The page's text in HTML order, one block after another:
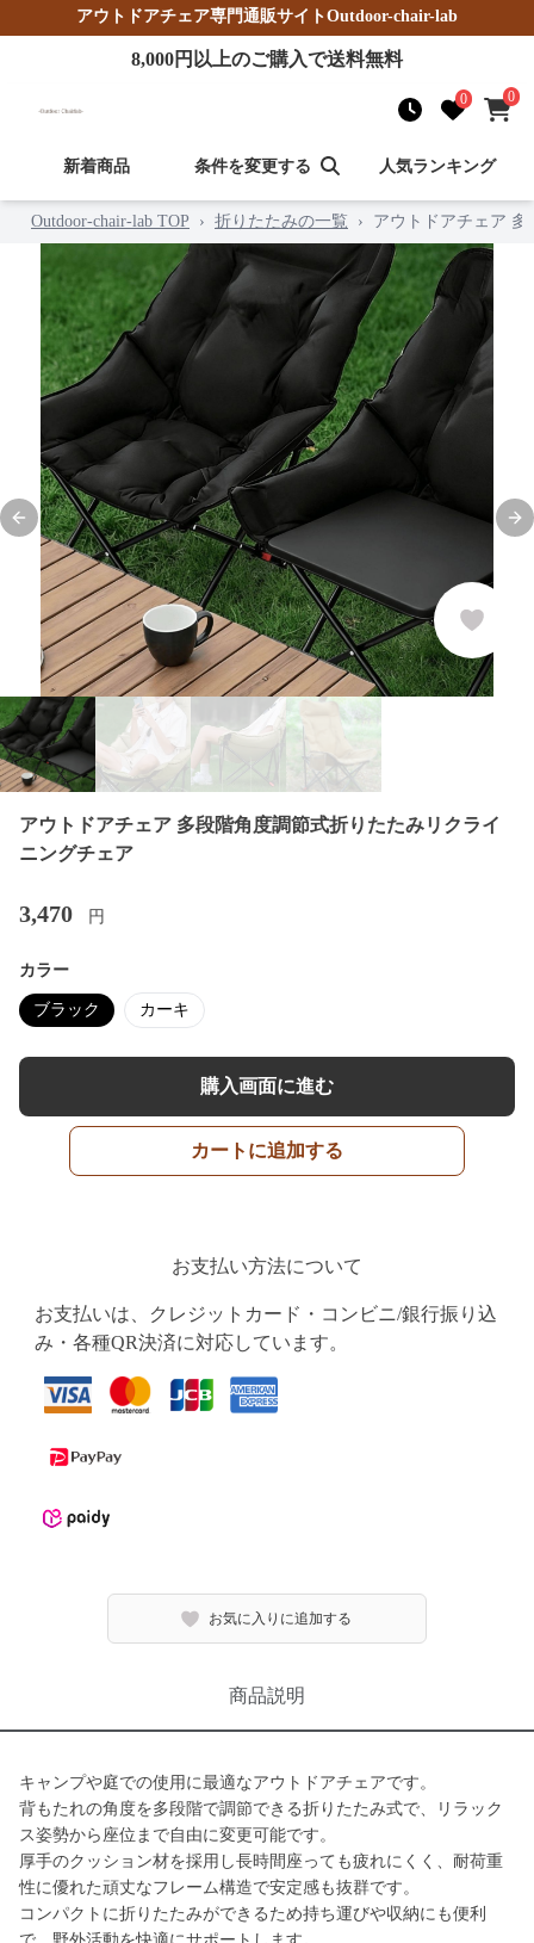
アウトドアチェア専門通販サイトOutdoor-chair-lab
8,000円以上のご購入で送料無料
0 0
新着商品 条件を変更する 人気ランキング
Outdoor-chair-lab TOP › 折りたたみの一覧 › アウトドアチェア
Previous slide
アウトドアチェア 多段階角度調節式折りたたみリクライ
ニングチェア
3,470 円
カラー
ブラック カーキ
購入画面に進む
カートに追加する
お支払い方法について
お支払いは、クレジットカード・コンビニ/銀行振り込
み・各種QR決済に対応しています。
お気に入りに追加する
商品説明
キャンプや庭での使用に最適なアウトドアチェアです。
背もたれの角度を多段階で調節できる折りたたみ式で、リラック
ス姿勢から座位まで自由に変更可能です。
厚手のクッション材を採用し長時間座っても疲れにくく、耐荷重
性に優れた頑丈なフレーム構造で安定感も抜群です。
コンパクトに折りたたみができるため持ち運びや収納にも便利